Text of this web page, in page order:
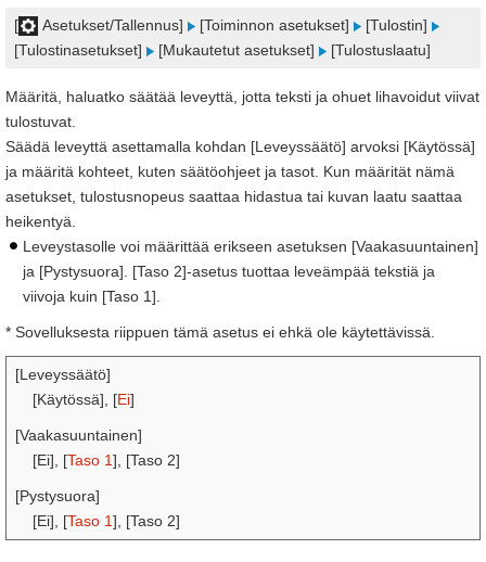
[ Asetukset/Tallennus] [Toiminnon asetukset]
[Tulostin]
[Tulostinasetukset]
[Mukautetut asetukset] [Tulostuslaatu]
Määritä, haluatko säätää leveyttä, jotta teksti ja ohuet lihavoidut viivat
tulostuvat.
Säädä leveyttä asettamalla kohdan [Leveyssäätö] arvoksi [Käytössä]
ja määritä kohteet, kuten säätöohjeet ja tasot. Kun määrität nämä
asetukset, tulostusnopeus saattaa hidastua tai kuvan laatu saattaa
heikentyä.
Leveystasolle voi määrittää erikseen asetuksen [Vaakasuuntainen]
ja [Pystysuora]. [Taso 2]-asetus tuottaa leveämpää tekstiä ja
viivoja kuin [Taso 1].
* Sovelluksesta riippuen tämä asetus ei ehkä ole käytettävissä.
[Leveyssäätö]
[Käytössä], [Ei]
[Vaakasuuntainen]
[Ei], [Taso 1], [Taso 2]
[Pystysuora]
[Ei], [Taso 1], [Taso 2]